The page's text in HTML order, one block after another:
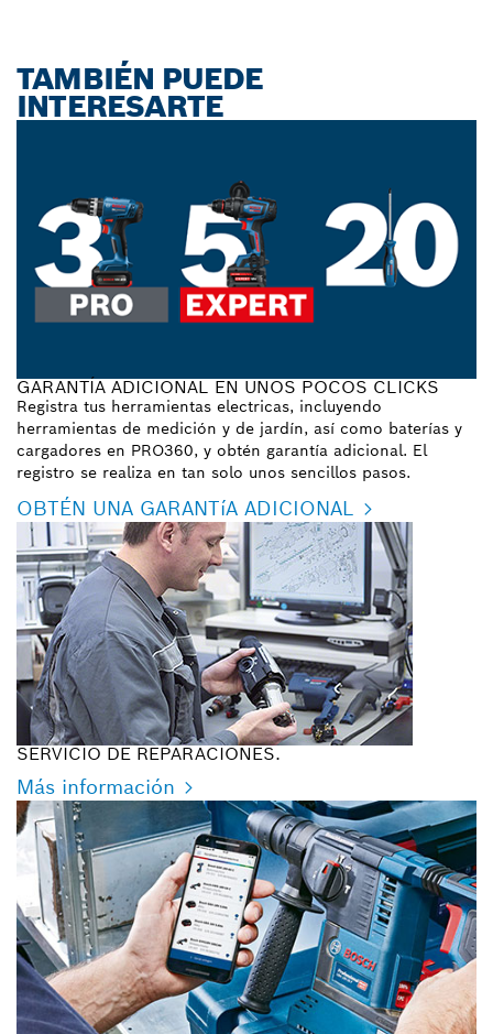
TAMBIÉN PUEDE
INTERESARTE
GARANTÍA ADICIONAL EN UNOS POCOS CLICKS
Registra tus herramientas electricas, incluyendo
herramientas de medición y de jardín, así como baterías y
cargadores en PRO360, y obtén garantía adicional. El
registro se realiza en tan solo unos sencillos pasos.
OBTÉN UNA GARANTíA ADICIONAL
SERVICIO DE REPARACIONES.
Más información